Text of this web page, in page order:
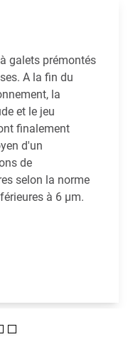
galets prémontés
A la fin du
la
et le jeu
finalement
d'un
de
selon la norme
à 6 µm.